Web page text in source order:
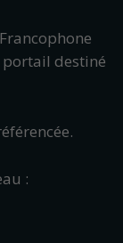
portail destiné
: